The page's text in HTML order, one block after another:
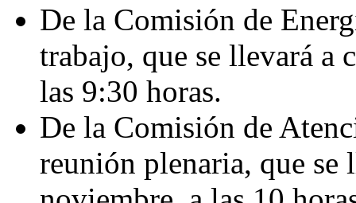
De la Comisión de
trabajo, que se llevará a
las 9:30 horas.
De la Comisión de
reunión plenaria, que se